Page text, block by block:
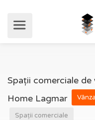
Spații comerciale de
Home Lagmar
Spații comerciale